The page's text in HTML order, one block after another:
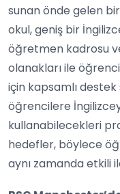
sunan önde gelen
okul, geniş bir
öğretmen kadrosu
olanakları ile
için kapsamlı
öğrencilere
kullanabilecekleri
hedefler, böylece
aynı zamanda etkili